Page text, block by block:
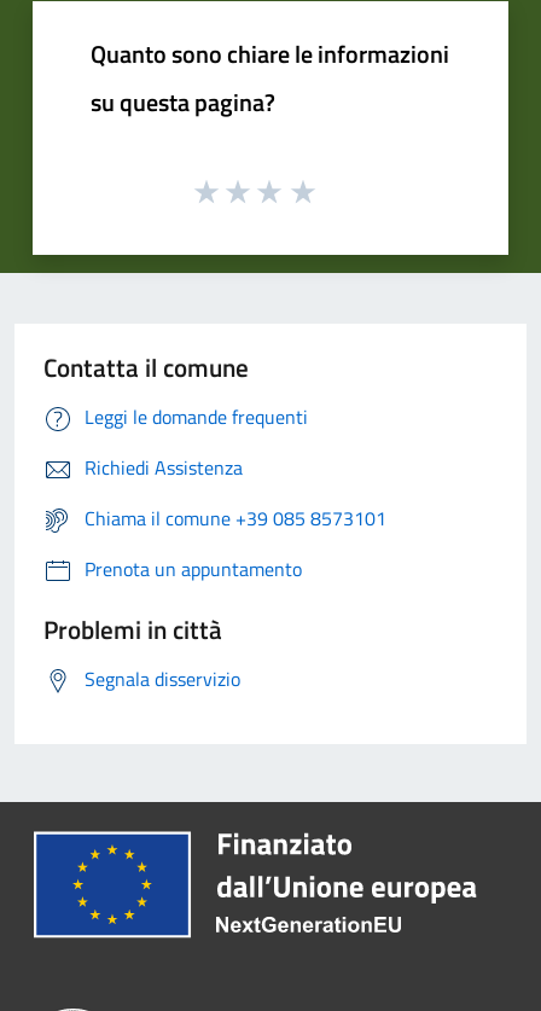
Quanto sono chiare le informazioni
su questa pagina?
Contatta il comune
Leggi le domande frequenti
Richiedi Assistenza
Chiama il comune +39 085 8573101
Prenota un appuntamento
Problemi in città
Segnala disservizio